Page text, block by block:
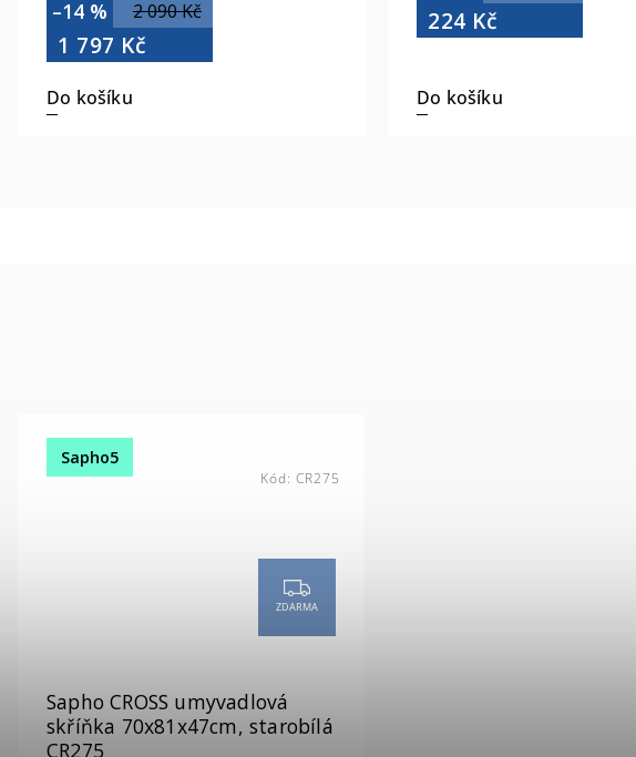
2 090 Kč
–14 %
1 797 Kč
Do košíku
224 Kč
Do košíku
Sapho5
ZDARMA
Sapho CROSS umyvadlová
skříňka 70x81x47cm, starobílá
CR275
Kód:CR275